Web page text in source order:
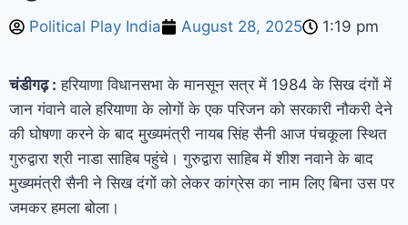
Political Play India August 28, 2025 1:19 pm
चंडीगढ़ : हरियाणा विधानसभा के मानसून सत्र में 1984 के सिख दंगों में
जान गंवाने वाले हरियाणा के लोगों के एक परिजन को सरकारी नौकरी देने
की घोषणा करने के बाद मुख्यमंत्री नायब सिंह सैनी आज पंचकूला स्थित
गुरुद्वारा श्री नाडा साहिब पहुंचे। गुरुद्वारा साहिब में शीश नवाने के बाद
मुख्यमंत्री सैनी ने सिख दंगों को लेकर कांग्रेस का नाम लिए बिना उस पर
जमकर हमला बोला।